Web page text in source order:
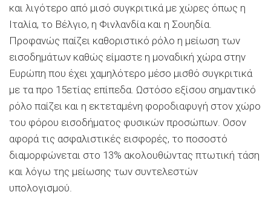
και λιγότερο από μισό συγκριτικά με χώρες όπως η
Ιταλία, το Βέλγιο, η Φινλανδία και η Σουηδία.
Προφανώς παίζει καθοριστικό ρόλο η μείωση των
εισοδημάτων καθώς είμαστε η μοναδική χώρα στην
Ευρώπη που έχει χαμηλότερο μέσο μισθό συγκριτικά
με τα προ 15ετίας επίπεδα. Ωστόσο εξίσου σημαντικό
ρόλο παίζει και η εκτεταμένη φοροδιαφυγή στον χώρο
του φόρου εισοδήματος φυσικών προσώπων. Οσον
αφορά τις ασφαλιστικές εισφορές, το ποσοστό
διαμορφώνεται στο 13% ακολουθώντας πτωτική τάση
και λόγω της μείωσης των συντελεστών
υπολογισμού.